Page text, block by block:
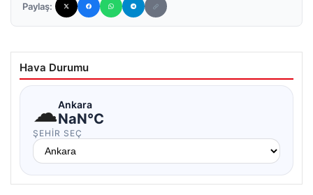
Paylaş:
Hava Durumu
☁Ankara
NaN°C
ŞEHIR SEÇ